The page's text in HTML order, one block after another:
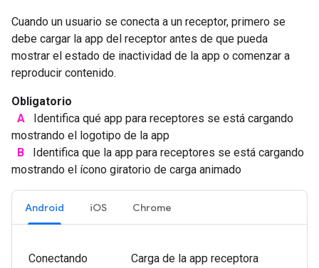
Cuando un usuario se conecta a un receptor, primero se
debe cargar la app del receptor antes de que pueda
mostrar el estado de inactividad de la app o comenzar a
reproducir contenido.
Obligatorio
A
Identifica qué app para receptores se está cargando
mostrando el logotipo de la app
B
Identifica que la app para receptores se está cargando
mostrando el ícono giratorio de carga animado
Android iOS Chrome
Conectando
Carga de la app receptora